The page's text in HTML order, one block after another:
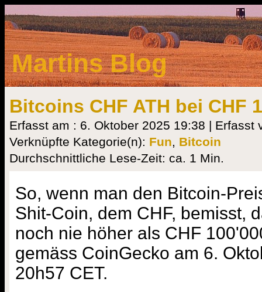
Martins Blog
Bitcoins CHF ATH bei CHF
Erfasst am : 6. Oktober 2025 19:38 | Erfasst
Verknüpfte Kategorie(n): Fun, Bitcoin
Durchschnittliche Lese-Zeit: ca. 1 Min.
So, wenn man den Bitcoin-
Shit-Coin, dem CHF, bemisst,
noch nie höher als CHF
gemäss CoinGecko am 6.
20h57 CET.